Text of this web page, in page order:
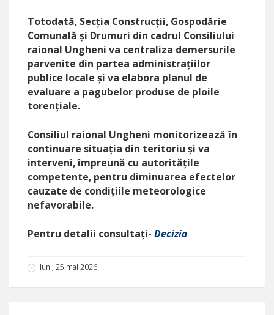
Totodată, Secția Construcții, Gospodărie
Comunală și Drumuri din cadrul Consiliului
raional Ungheni va centraliza demersurile
parvenite din partea administrațiilor
publice locale și va elabora planul de
evaluare a pagubelor produse de ploile
torențiale.
Consiliul raional Ungheni monitorizează în
continuare situația din teritoriu și va
interveni, împreună cu autoritățile
competente, pentru diminuarea efectelor
cauzate de condițiile meteorologice
nefavorabile.
Pentru detalii consultați- Decizia
luni, 25 mai 2026